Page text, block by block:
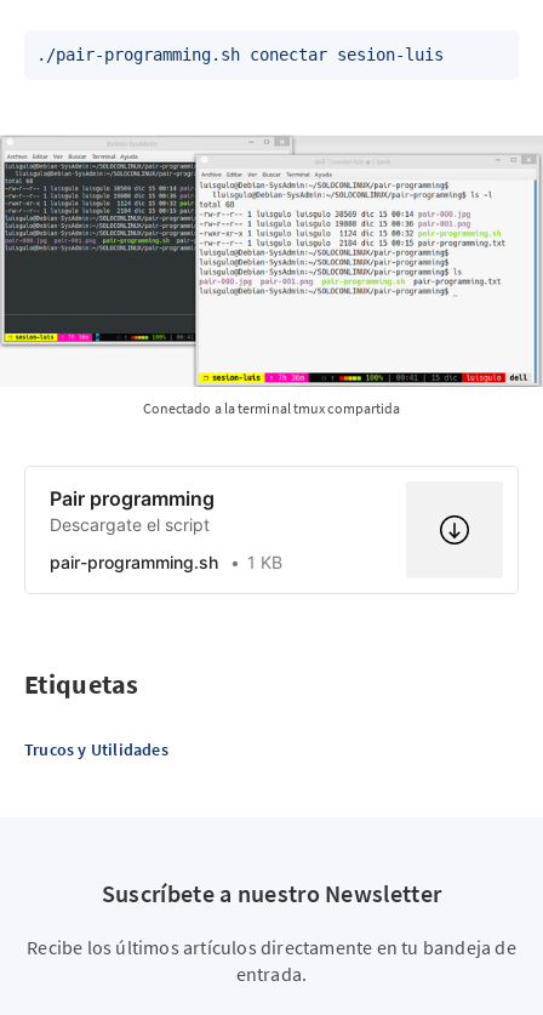
Conectado a la terminal tmux compartida
Pair programming
Descargate el script
pair-programming.sh
1 KB
Etiquetas
Trucos y Utilidades
Suscríbete a nuestro Newsletter
Recibe los últimos artículos directamente en tu bandeja de
entrada.